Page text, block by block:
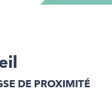
DE PROXIMITÉ